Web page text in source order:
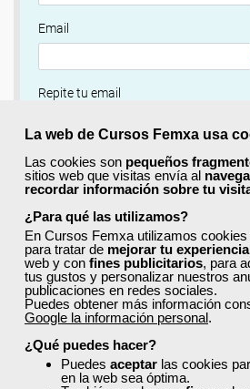
La web de Cursos Femxa usa
Las cookies son pequeños
sitios web que visitas envía al
recordar información sobre tu
¿Para qué las utilizamos?
En Cursos Femxa utilizamos cookies
para tratar de mejorar tu experiencia
web y con fines publicitarios, para
tus gustos y personalizar nuestros
publicaciones en redes sociales.
Puedes obtener más información
Google la información personal.
¿Qué puedes hacer?
Puedes aceptar las cookies
en la web sea óptima.
Email
Repite tu email
¿Quieres completar ahora tu perfil?
Si
No, completaré mi perfil más
Newsletter
Si, quiero recibir información
exclusivas y recursos para el
Términos y condiciones
He leído y acepto la
Registrarse